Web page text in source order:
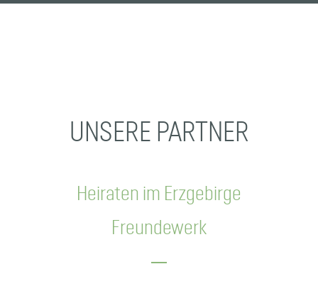
UNSERE PARTNER
Heiraten im Erzgebirge
Freundewerk